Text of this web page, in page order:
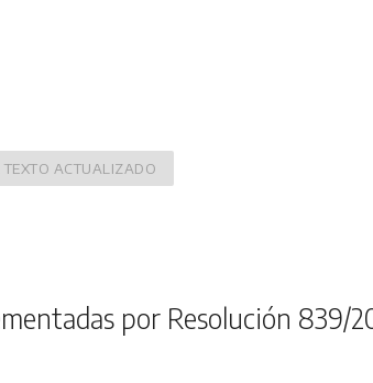
TEXTO ACTUALIZADO
por Resolución 839/